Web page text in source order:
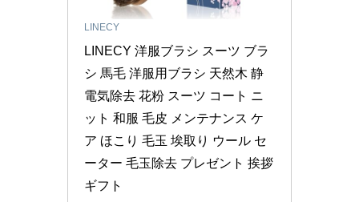
LINECY
LINECY 洋服ブラシ スーツ ブラ
シ 馬毛 洋服用ブラシ 天然木 静
電気除去 花粉 スーツ コート ニ
ット 和服 毛皮 メンテナンス ケ
ア ほこり 毛玉 埃取り ウール セ
ーター 毛玉除去 プレゼント 挨拶
ギフト